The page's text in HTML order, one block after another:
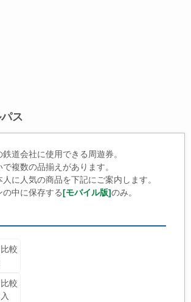
ス
道会社に使用できる周遊券。
複数の品揃えがあります。
に人気の商品を下記にご案内します。
の中に保存する[モバイル版]のみ。
較
較